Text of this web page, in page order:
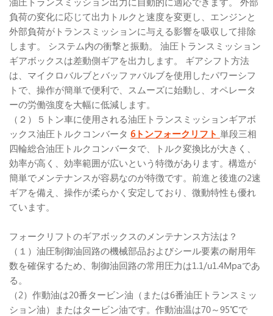
負荷の変化に応じて出力トルクと速度を変更し、エンジンと
外部負荷がトランスミッションに与える影響を吸収して排除
します。 システム内の衝撃と振動。 油圧トランスミッション
ギアボックスは差動側ギアを出力します。 ギアシフト方法
は、マイクロバルブとバッファバルブを使用したパワーシフ
トで、操作が簡単で便利で、スムーズに始動し、オペレータ
ーの労働強度を大幅に低減します。
（２）５トン車に使用される油圧トランスミッションギアボ
ックス油圧トルクコンバータ 6トンフォークリフト 単段三相
四輪総合油圧トルクコンバータで、トルク変換比が大きく、
効率が高く、効率範囲が広いという特徴があります。構造が
簡単でメンテナンスが容易なのが特徴です。前進と後進の2速
ギアを備え、操作が柔らかく安定しており、微動特性も優れ
ています。
フォークリフトのギアボックスのメンテナンス方法は？
（１）油圧制御油回路の機械部品およびシール要素の耐用年
数を確保するため、制御油回路の常用圧力は1.1/u1.4Mpaであ
る。
（2）作動油は20番タービン油（または6番油圧トランスミッ
ション油）またはタービン油です。作動油温は70～95℃で